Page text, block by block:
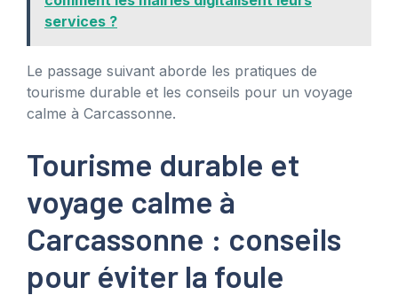
services ?
Le passage suivant aborde les pratiques de
tourisme durable et les conseils pour un voyage
calme à Carcassonne.
Tourisme durable et
voyage calme à
Carcassonne : conseils
pour éviter la foule